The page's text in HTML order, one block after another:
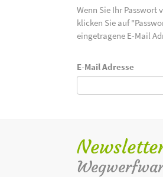
Wenn Sie Ihr Passwort
klicken Sie auf
eingetragene E-Mail
E-Mail Adresse